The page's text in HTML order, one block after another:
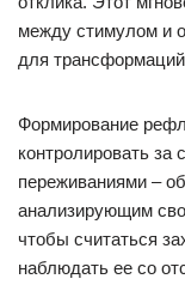
между стимулом и
для
Формирование
контролировать
переживаниями –
анализирующим
чтобы считаться
наблюдать ее со